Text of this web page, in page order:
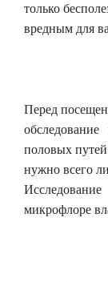
только
вредным для
Перед
половых
нужно всего
микрофлоре